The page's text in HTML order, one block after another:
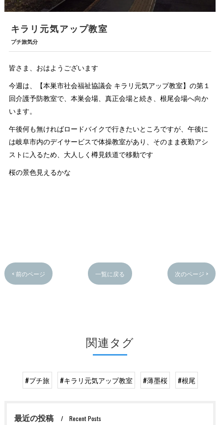
キラリ元気アップ教室
プチ旅気分
皆さま、おはようございます
今週は、【本巣市社会福祉協議会 キラリ元気アップ教室】の第１
回介護予防教室で、本巣会場、真正会場と続き、根尾会場へ向か
います。
午後何も無ければロードバイクで行きたいところですが、午後に
は岐阜市内のデイサービスで体操教室があり、そのまま夜勤アシ
ストに入るため、大人しく樽見鉄道で移動です
桜の景色見えるかな
< 前のページ 一覧に戻る 次のページ >
関連タグ
#プチ旅 #キラリ元気アップ教室 #薄墨桜 #根尾
最近の投稿 Recent Posts